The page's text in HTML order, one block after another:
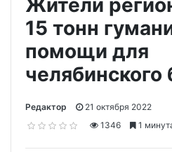
15 тонн
помощи для
челябинского
Редактор
21 октября 2022
1346
1